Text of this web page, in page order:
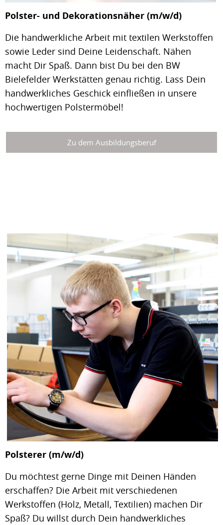
Polster- und Dekorationsnäher (m/w/d)
Die handwerkliche Arbeit mit textilen Werkstoffen
sowie Leder sind Deine Leidenschaft. Nähen
macht Dir Spaß. Dann bist Du bei den BW
Bielefelder Werkstätten genau richtig. Lass Dein
handwerkliches Geschick einfließen in unsere
hochwertigen Polstermöbel!
Zu dem Ausbildungsberuf
Polsterer (m/w/d)
Du möchtest gerne Dinge mit Deinen Händen
erschaffen? Die Arbeit mit verschiedenen
Werkstoffen (Holz, Metall, Textilien) machen Dir
Spaß? Du willst durch Dein handwerkliches